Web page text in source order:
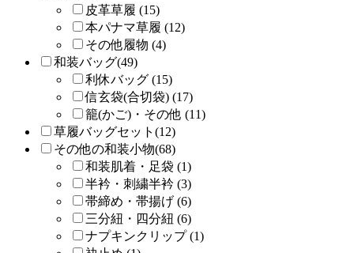
皮革草履 (15)
本パナマ草履 (12)
その他履物 (4)
和装バッグ(49)
利休バッグ (15)
信玄袋(合切袋) (17)
籠(かご)・その他 (11)
草履バッグセット(12)
その他の和装小物(68)
和装肌着・足袋 (1)
半衿・刺繍半衿 (3)
帯締め・帯揚げ (6)
三分紐・四分紐 (6)
ナプキンクリップ (1)